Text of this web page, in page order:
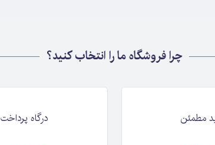
چرا فروشگاه ما را انتخاب کنید؟
مطمئن درگاه پرداخت